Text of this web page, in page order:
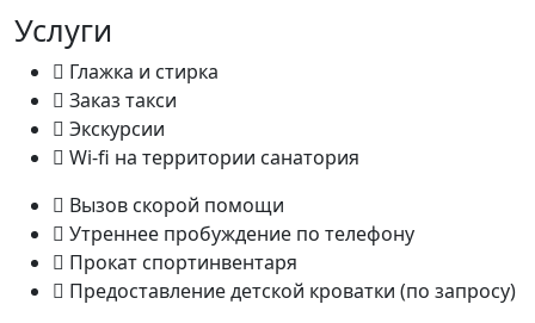
Услуги
Глажка и стирка
Заказ такси
Экскурсии
Wi-fi на территории санатория
Вызов скорой помощи
Утреннее пробуждение по телефону
Прокат спортинвентаря
Предоставление детской кроватки (по запросу)